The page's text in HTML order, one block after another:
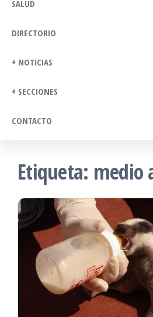
SALUD
DIRECTORIO
+ NOTICIAS
+ SECCIONES
CONTACTO
Etiqueta: medio